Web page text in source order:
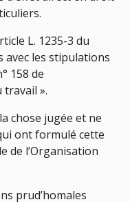
L. 1235-3 du
avec les stipulations
158 de
».
chose jugée et ne
ont formulé cette
de l’Organisation
prud’homales